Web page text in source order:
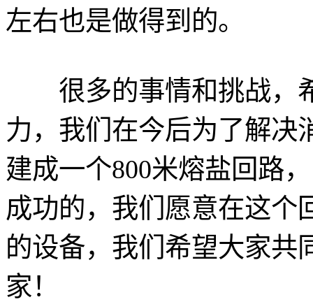
左右也是做得到的。
很多的事情和挑战，
力，我们在今后为了解决
建成一个800米熔盐回路
成功的，我们愿意在这个
的设备，我们希望大家共
家！